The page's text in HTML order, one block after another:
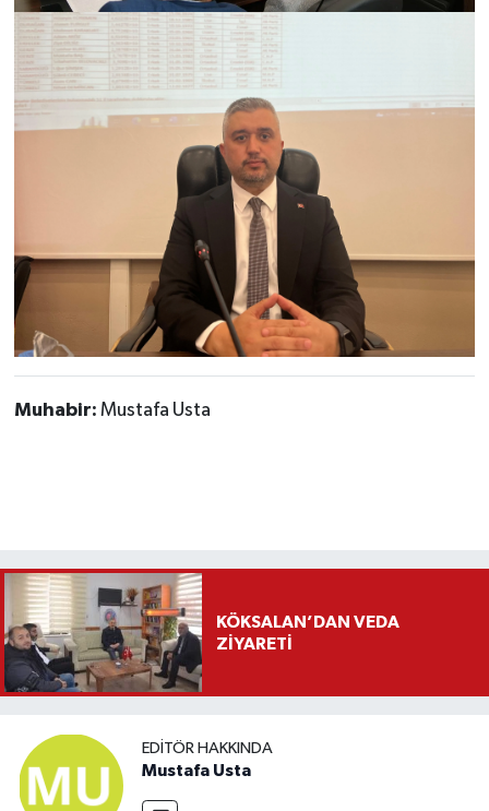
Muhabir: Mustafa Usta
KÖKSALAN’DAN VEDA
ZİYARETİ
EDITÖR HAKKINDA
Mustafa Usta